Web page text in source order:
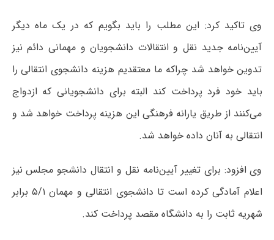
وی تاکید کرد: این مطلب را باید بگویم که در یک ماه دیگر
آیین‌نامه جدید نقل و انتقالات دانشجویان و مهمانی دائم نیز
تدوین خواهد شد چراکه ما معتقدیم هزینه دانشجوی انتقالی را
باید خود فرد پرداخت کند البته برای دانشجویانی که ازدواج
می‌کنند از طریق یارانه فرهنگی این هزینه پرداخت خواهد شد و
انتقالی به آنان داده خواهد شد.
وی افزود: برای تغییر آیین‌نامه نقل و انتقال دانشجو مجلس نیز
اعلام آمادگی کرده است تا دانشجوی انتقالی و مهمان ۵/۱ برابر
شهریه ثابت را به دانشگاه مقصد پرداخت کند.